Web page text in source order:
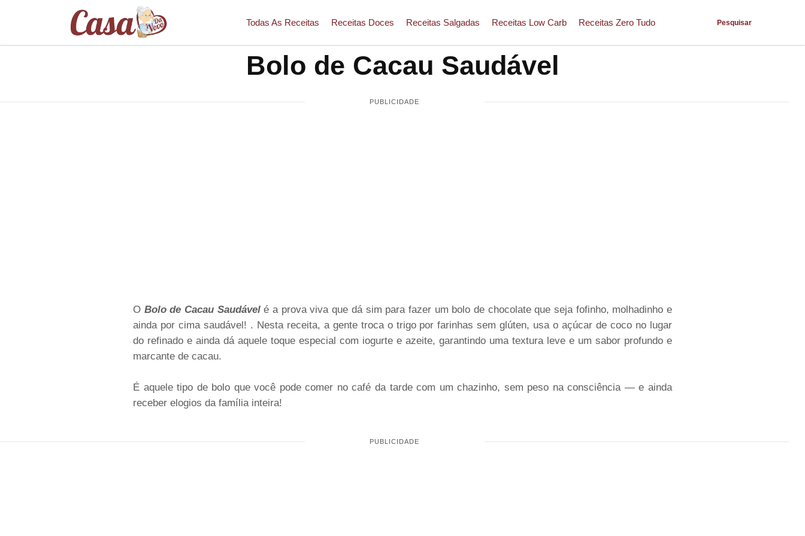
Todas As Receitas Receitas Doces Receitas Salgadas Receitas Low Carb Receitas Zero Tudo Pesquisar
Bolo de Cacau Saudável
O Bolo de Cacau Saudável é a prova viva que dá sim para fazer um bolo de chocolate que seja fofinho, molhadinho e
ainda por cima saudável! . Nesta receita, a gente troca o trigo por farinhas sem glúten, usa o açúcar de coco no lugar
do refinado e ainda dá aquele toque especial com iogurte e azeite, garantindo uma textura leve e um sabor profundo e
marcante de cacau.
É aquele tipo de bolo que você pode comer no café da tarde com um chazinho, sem peso na consciência — e ainda
receber elogios da família inteira!